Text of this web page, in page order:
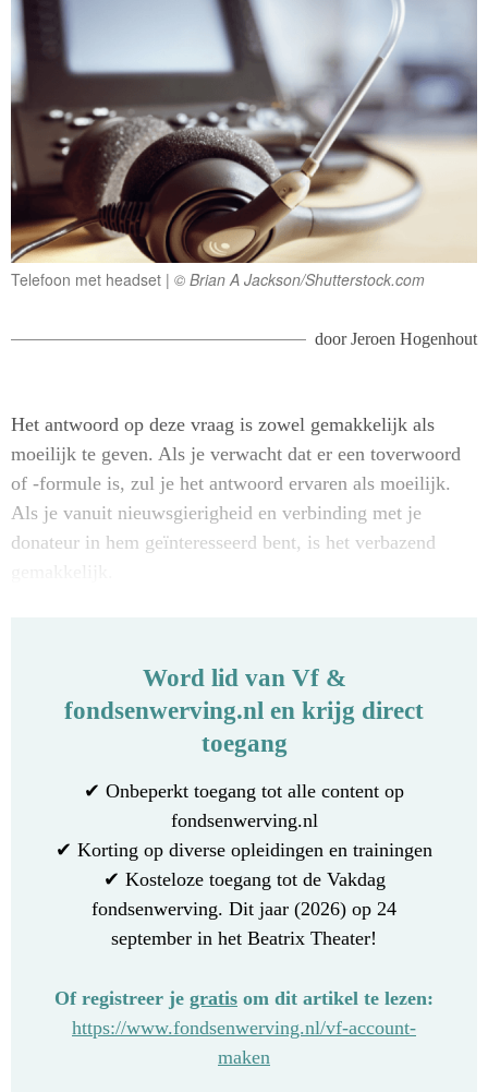
Telefoon met headset © Brian A Jackson/Shutterstock.com
doorJeroen Hogenhout
Het antwoord op deze vraag is zowel gemakkelijk als
moeilijk te geven. Als je verwacht dat er een toverwoord
of -formule is, zul je het antwoord ervaren als moeilijk.
Als je vanuit nieuwsgierigheid en verbinding met je
donateur in hem geïnteresseerd bent, is het verbazend
Word lid van Vf &
fondsenwerving.nl en krijg direct
toegang
✔ Onbeperkt toegang tot alle content op
fondsenwerving.nl
✔ Korting op diverse opleidingen en trainingen
✔ Kosteloze toegang tot de Vakdag
fondsenwerving. Dit jaar (2026) op 24
september in het Beatrix Theater!
Of registreer je gratis om dit artikel te lezen:
https://www.fondsenwerving.nl/vf-account-
maken